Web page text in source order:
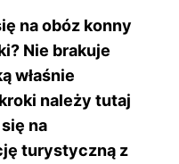
na obóz konny
Nie brakuje
właśnie
należy tutaj
na
turystyczną z